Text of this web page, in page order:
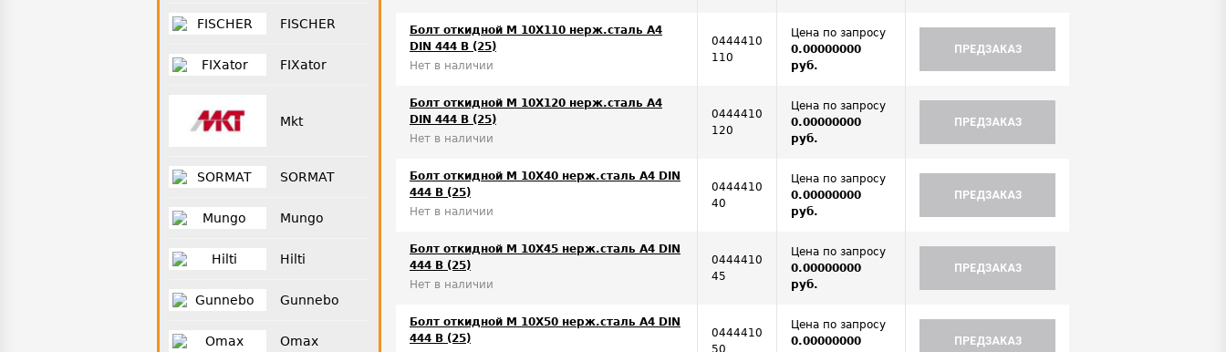
FISCHER
FIXator
Mkt
SORMAT
Mungo
Hilti
Gunnebo
Omax
Болт откидной M 10Х110 нерж.сталь A4
DIN 444 B (25)
Нет в наличии
0444410
110
Цена по запросу
0.00000000
руб.
ПРЕДЗАКАЗ
Болт откидной M 10Х120 нерж.сталь A4
DIN 444 B (25)
Нет в наличии
0444410
120
Цена по запросу
0.00000000
руб.
ПРЕДЗАКАЗ
Болт откидной M 10Х40 нерж.сталь A4 DIN
444 B (25)
Нет в наличии
0444410
40
Цена по запросу
0.00000000
руб.
ПРЕДЗАКАЗ
Болт откидной M 10Х45 нерж.сталь A4 DIN
444 B (25)
Нет в наличии
0444410
45
Цена по запросу
0.00000000
руб.
ПРЕДЗАКАЗ
Болт откидной M 10Х50 нерж.сталь A4 DIN
444 B (25)
0444410
50
Цена по запросу
0.00000000
ПРЕДЗАКАЗ